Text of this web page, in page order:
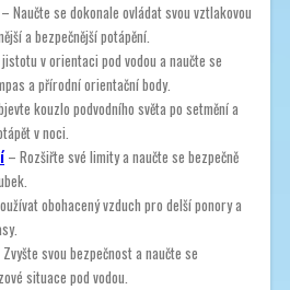
– Naučte se dokonale ovládat svou vztlakovou
a bezpečnější potápění.
v orientaci pod vodou a naučte se
a přírodní orientační body.
kouzlo podvodního světa po setmění a
v noci.
– Rozšiřte své limity a naučte se bezpečně
obohacený vzduch pro delší ponory a
svou bezpečnost a naučte se
situace pod vodou.